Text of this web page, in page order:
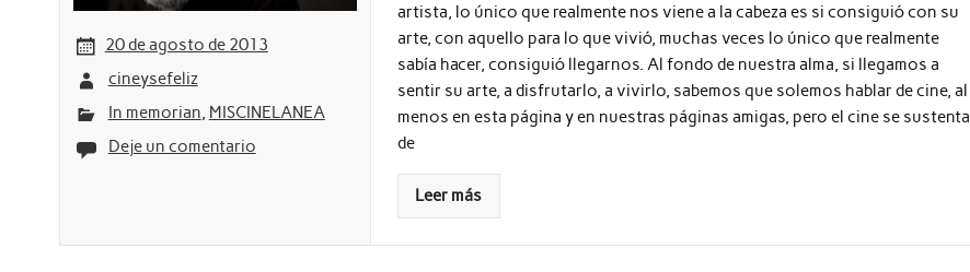
20 de agosto de 2013
cineysefeliz
In memorian, MISCINELANEA
Deje un comentario
artista, lo único que realmente nos viene a la cabeza es si consiguió con su
arte, con aquello para lo que vivió, muchas veces lo único que realmente
sabía hacer, consiguió llegarnos. Al fondo de nuestra alma, si llegamos a
sentir su arte, a disfrutarlo, a vivirlo, sabemos que solemos hablar de cine, al
menos en esta página y en nuestras páginas amigas, pero el cine se sustenta
de
Leer más